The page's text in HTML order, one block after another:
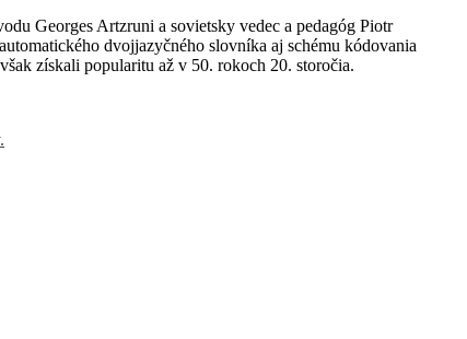
Georges Artzruni a sovietsky vedec a pedagóg Piotr
dvojjazyčného slovníka aj schému kódovania
získali popularitu až v 50. rokoch 20. storočia.